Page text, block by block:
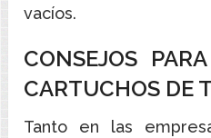
vacíos.
CONSEJOS
CARTUCHOS DE
Tanto en las